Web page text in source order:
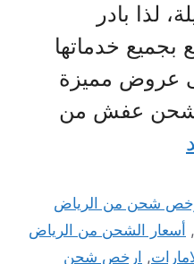
لذا بادر
بجميع خدماتها
عروض مميزة
شحن عفش من
شحن من الرياض
, أسعار الشحن من الرياض
, ارخص شحن